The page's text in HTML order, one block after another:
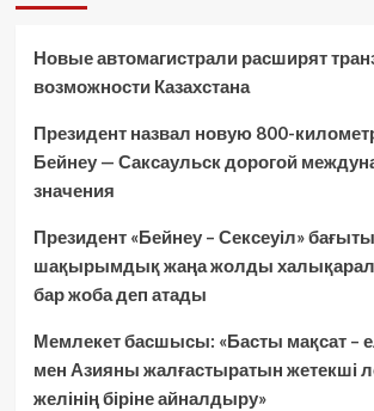
Новые автомагистрали расширят
возможности Казахстана
Президент назвал новую 800-
Бейнеу — Саксаульск дорогой
значения
Президент «Бейнеу – Сексеуіл»
шақырымдық жаңа жолды
бар жоба деп атады
Мемлекет басшысы: «Басты мақсат –
мен Азияны жалғастыратын жетекші
желінің біріне айналдыру»